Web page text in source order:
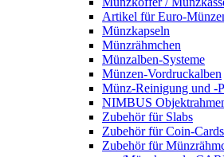
Artikel für Euro-
Münzkapseln
Münzrähmchen
Münzalben-Systeme
Münzen-Vordruckalben
Münz-Reinigung und -
NIMBUS
Zubehör für Slabs
Zubehör für Coin-Cards
Zubehör für